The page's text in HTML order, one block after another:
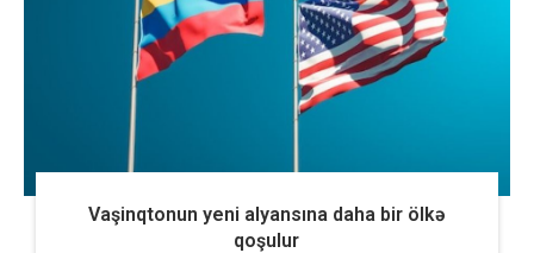
Vaşinqtonun yeni alyansına daha bir ölkə
qoşulur